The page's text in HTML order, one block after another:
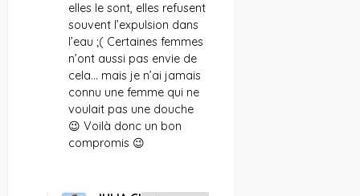
elles le sont, elles refusent
souvent l’expulsion dans
l’eau ;( Certaines femmes
n’ont aussi pas envie de
cela… mais je n’ai jamais
connu une femme qui ne
voulait pas une douche
😉 Voilà donc un bon
compromis 😉